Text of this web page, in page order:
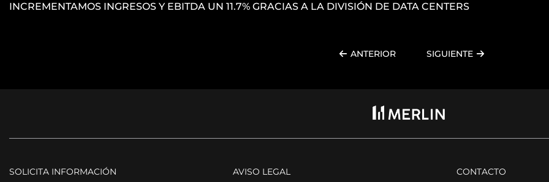
INCREMENTAMOS INGRESOS Y EBITDA UN 11.7% GRACIAS A LA DIVISIÓN DE DATA CENTERS
ANTERIOR SIGUIENTE
SOLICITA INFORMACIÓN AVISO LEGAL CONTACTO